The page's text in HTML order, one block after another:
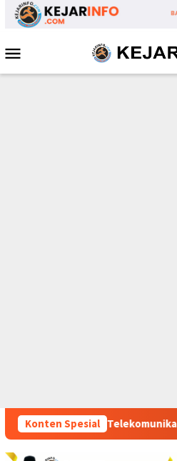
Loncat
Mobile
Konten Spesial
Jadi Sorotan Pelanggan